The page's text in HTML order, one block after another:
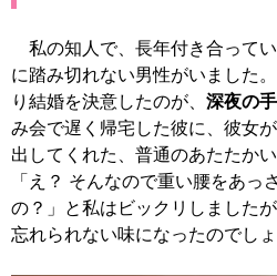
私の知人で、長年付き合って
に踏み切れない男性がいました
り結婚を決意したのが、 深夜の
み会で遅く帰宅した彼に、彼女
出してくれた、普通のあたたかい
「え？ そんなので重い腰をあっ
の？」と私はビックリしました
忘れられない味になったのでしょ